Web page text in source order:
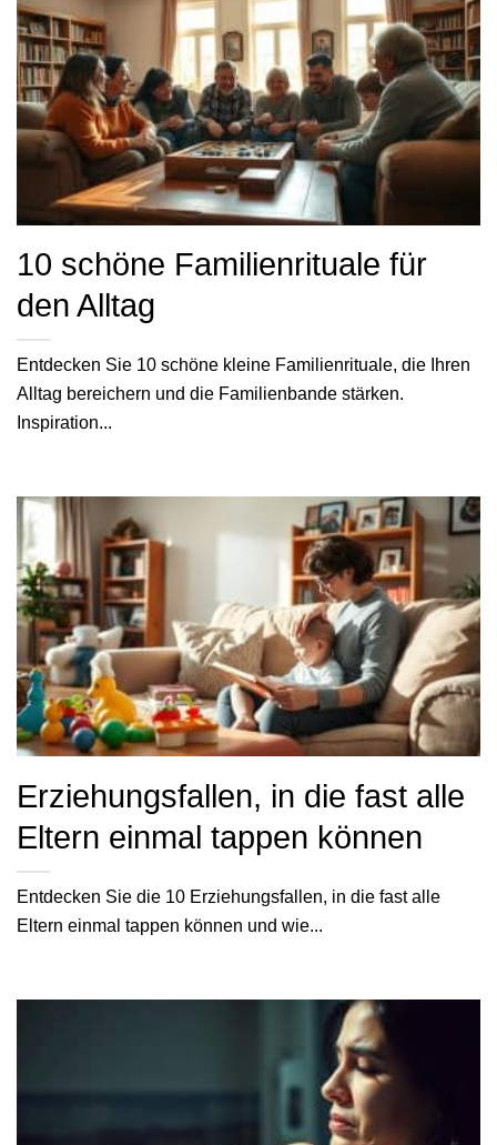
10 schöne Familienrituale für
den Alltag
Entdecken Sie 10 schöne kleine Familienrituale, die Ihren
Alltag bereichern und die Familienbande stärken.
Inspiration...
Erziehungsfallen, in die fast alle
Eltern einmal tappen können
Entdecken Sie die 10 Erziehungsfallen, in die fast alle
Eltern einmal tappen können und wie...